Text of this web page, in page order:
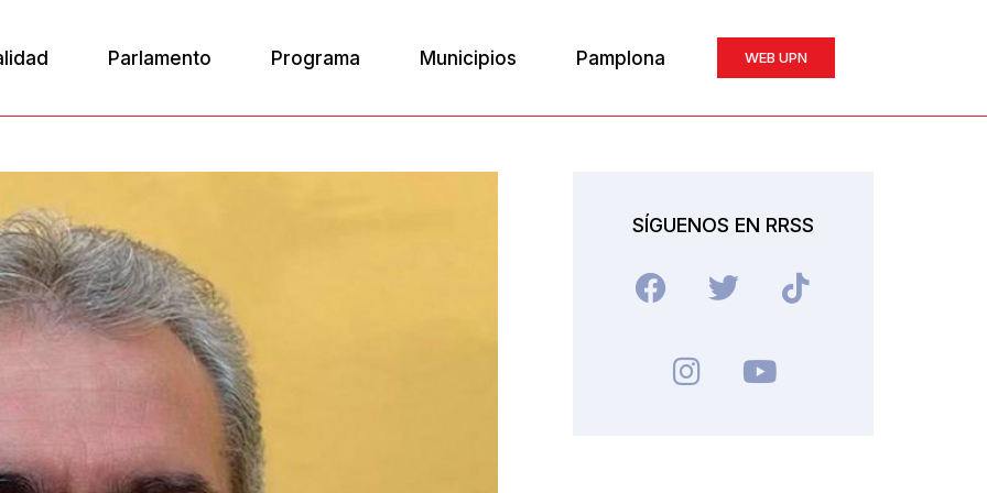
Parlamento Programa Municipios Pamplona WEB UPN
SÍGUENOS EN RRSS